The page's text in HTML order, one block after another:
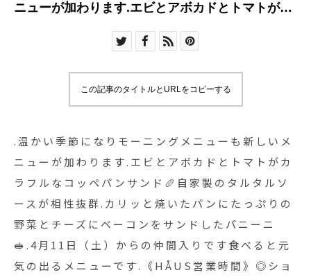
ニューが加わります️.エビとアボカドとトマトがカ
ースが相性抜群️.カリッと焼いたパンにたっぷりの
🥪.4月11日（土）からの仲間入りです️食べると元
9:00〜11:00（Lo.11:00）ランチ 11:30〜
14:00（Lo.14:00）カフェ 14:00〜
江カフェ#サンドイッチ#モーニング#松江モーニン
グ#morning#ドリンク#テイクアウトドリンク#パ
スタ#パスタランチ#松江パスタ#ケーキ#タピオカ
#松江タピオカ
この記事のタイトルとURLをコピーする
.温かい季節になりモーニングメニューも新しいメ
ニューが加わります️.エビとアボカドとトマトがカ
ラフルなコッペパンサンド🥖自家製のタルタルソ
ースが相性抜群️.カリッと焼いたパンにたっぷりの
野菜とチーズにベーコンをサンドしたパニーニ
🥪.4月11日（土）からの仲間入りです️食べると元
気の出るメニューです️.《HÅUS営業時間》◎ショ